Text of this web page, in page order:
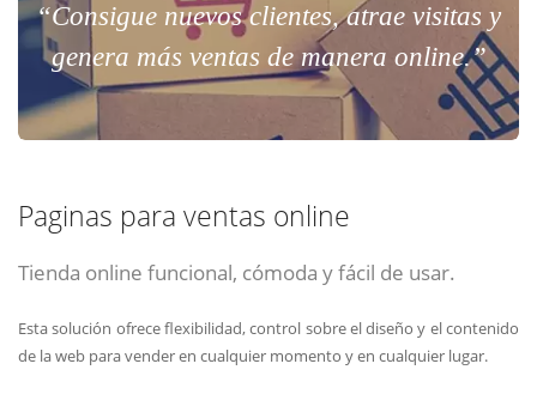
“Consigue nuevos clientes, atrae visitas y
genera más ventas de manera online.”
Paginas para ventas online
Tienda online funcional, cómoda y fácil de usar.
Esta solución ofrece flexibilidad, control sobre el diseño y el contenido
de la web para vender en cualquier momento y en cualquier lugar.